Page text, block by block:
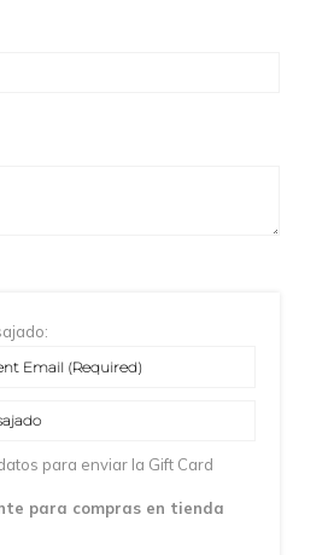
para enviar la Gift Card
para compras en tienda